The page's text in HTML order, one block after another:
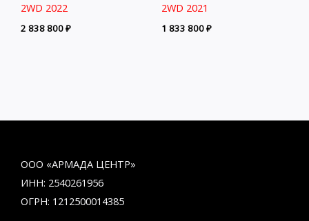
2WD 2022
2 838 800₽
2WD 2021
1 833 800₽
ООО «АРМАДА ЦЕНТР»
ИНН: 2540261956
ОГРН: 1212500014385